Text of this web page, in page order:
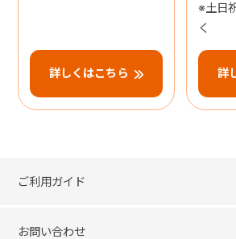
詳しくはこちら
※土日
く
詳
ご利用ガイド
お問い合わせ